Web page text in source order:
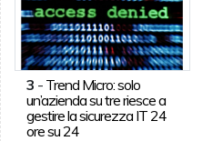
3 - Trend Micro: solo
un’azienda su tre riesce a
gestire la sicurezza IT 24
ore su 24